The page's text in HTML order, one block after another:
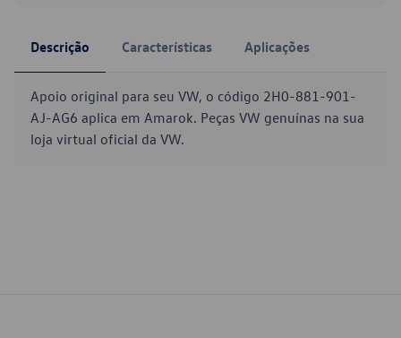
Descrição Características Aplicações
Apoio original para seu VW, o código 2H0-881-901-
AJ-AG6 aplica em Amarok. Peças VW genuínas na sua
loja virtual oficial da VW.